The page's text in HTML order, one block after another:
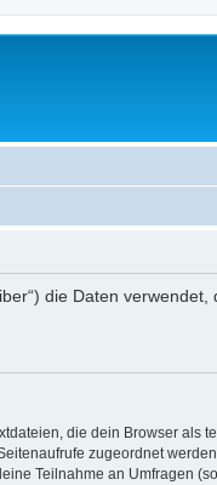
die Daten
die dein Browser als
zugeordnet
Teilnahme an Umfragen